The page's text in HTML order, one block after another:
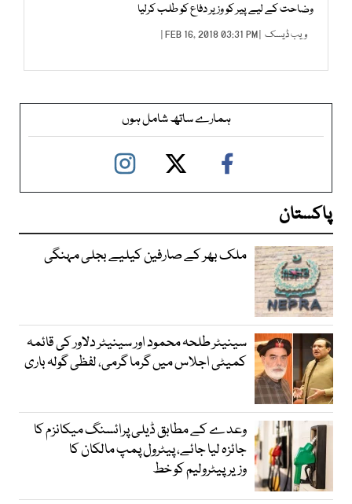
وضاحت کے لیے پیر کو وزیر دفاع کو طلب کرلیا
ویب ڈیسک | FEB 16, 2018 03:31 PM |
ہمارے ساتھ شامل ہوں
پاکستان
ملک بھر کے صارفین کیلیے بجلی مہنگی
سینیٹر طلحہ محمود اور سینیٹر دلاور کی قائمہ
کمیٹی اجلاس میں گرما گرمی، لفظی گولہ باری
وعدے کے مطابق ڈیلی پرائسنگ میکانزم کا
جائزہ لیا جائے، پیٹرول پمپ مالکان کا
وزیرپیٹرولیم کو خط